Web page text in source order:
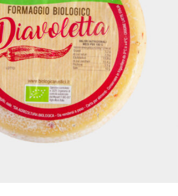
DETTAGLI